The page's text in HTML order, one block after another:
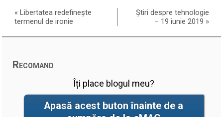
«Libertatea redefinește
termenul de ironie
Știri despre tehnologie
– 19 iunie 2019 »
Recomand
Îți place blogul meu?
Apasă acest buton înainte de a